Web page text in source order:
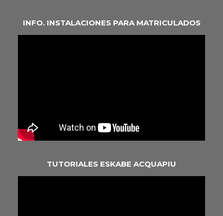
INFO. INSTALACIONES PARA MATRICULADOS
TUTORIALES ESKABE ACQUAPIU